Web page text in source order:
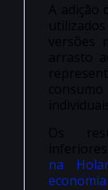
A adição
versões
arrasto
Os
na